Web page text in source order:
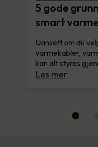
5 gode
smart
Uansett om du
varmekabler,
kan alt styres
Les mer